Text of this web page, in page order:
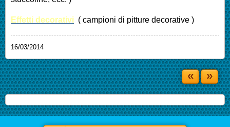
Effetti decorativi ( campioni di pitture decorative )
16/03/2014
« »